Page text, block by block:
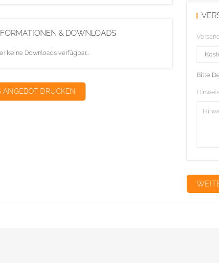
& DOWNLOADS
keine Downloads verfügbar...
ANGEBOT DRUCKEN
Bitte